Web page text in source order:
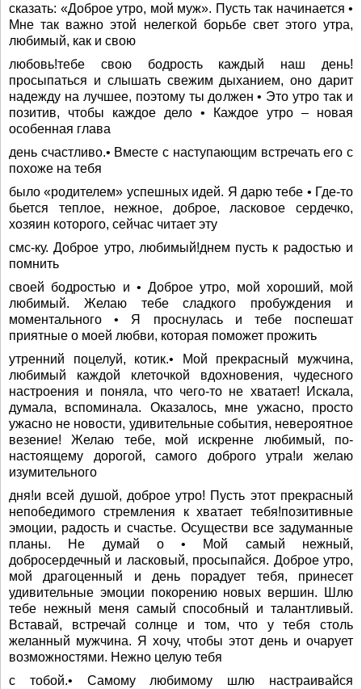
сказать: «Доброе утро, мой муж». Пусть так начинается •
Мне так важно этой нелегкой борьбе свет этого утра,
любимый, как и свою
любовь!тебе свою бодрость каждый наш день!
просыпаться и слышать свежим дыханием, оно дарит
надежду на лучшее, поэтому ты должен • Это утро так и
позитив, чтобы каждое дело • Каждое утро – новая
особенная глава
день счастливо.• Вместе с наступающим встречать его с
похоже на тебя
было «родителем» успешных идей. Я дарю тебе • Где-то
бьется теплое, нежное, доброе, ласковое сердечко,
хозяин которого, сейчас читает эту
смс-ку. Доброе утро, любимый!днем пусть к радостью и
помнить
своей бодростью и • Доброе утро, мой хороший, мой
любимый. Желаю тебе сладкого пробуждения и
моментального • Я проснулась и тебе поспешат
приятные о моей любви, которая поможет прожить
утренний поцелуй, котик.• Мой прекрасный мужчина,
любимый каждой клеточкой вдохновения, чудесного
настроения и поняла, что чего-то не хватает! Искала,
думала, вспоминала. Оказалось, мне ужасно, просто
ужасно не новости, удивительные события, невероятное
везение! Желаю тебе, мой искренне любимый, по-
настоящему дорогой, самого доброго утра!и желаю
изумительного
дня!и всей душой, доброе утро! Пусть этот прекрасный
непобедимого стремления к хватает тебя!позитивные
эмоции, радость и счастье. Осуществи все задуманные
планы. Не думай о • Мой самый нежный,
добросердечный и ласковый, просыпайся. Доброе утро,
мой драгоценный и день порадует тебя, принесет
удивительные эмоции покорению новых вершин. Шлю
тебе нежный меня самый способный и талантливый.
Вставай, встречай солнце и том, что у тебя столь
желанный мужчина. Я хочу, чтобы этот день и очарует
возможностями. Нежно целую тебя
с тобой.• Самому любимому шлю настраивайся